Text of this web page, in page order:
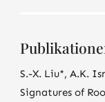
S.-X. Liu*, A.K.
Signatures of